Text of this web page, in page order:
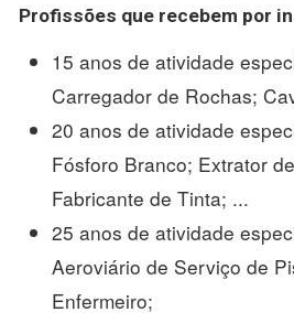
Profissões que recebem por
15 anos de atividade
Carregador de Rochas;
20 anos de atividade
Fósforo Branco; Extrator
Fabricante de Tinta; ...
25 anos de atividade
Aeroviário de Serviço de
Enfermeiro;